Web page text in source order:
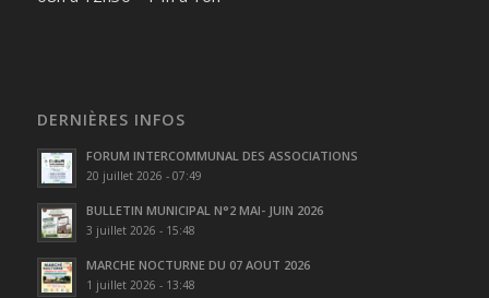
DERNIÈRES INFOS
FORUM INTERCOMMUNAL DES ASSOCIATIONS
20 juillet 2026 - 07:49
BULLETIN MUNICIPAL N°2 MAI- JUIN 2026
3 juillet 2026 - 15:48
MARCHE NOCTURNE DU 07 AOUT 2026
1 juillet 2026 - 13:48